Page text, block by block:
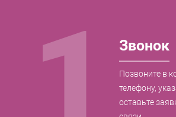
1 Звонок
Позвоните в
телефону,
оставьте